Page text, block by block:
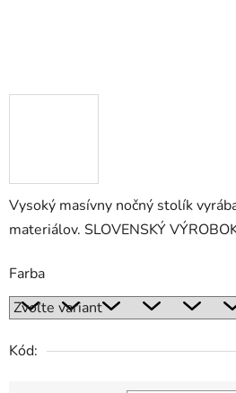
Vysoký masívny nočný stolík
materiálov. SLOVENSKÝ
Farba
Kód: